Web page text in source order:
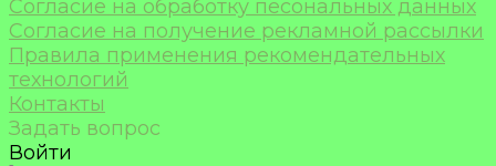
Согласие на обработку песональных данных
Согласие на получение рекламной рассылки
Правила применения рекомендательных
технологий
Контакты
Задать вопрос
Войти